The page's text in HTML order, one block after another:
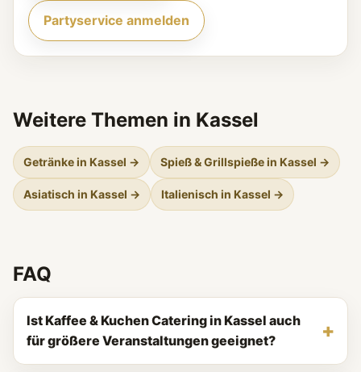
Partyservice anmelden
Weitere Themen in Kassel
Getränke in Kassel → Spieß & Grillspieße in Kassel →
Asiatisch in Kassel → Italienisch in Kassel →
FAQ
Ist Kaffee & Kuchen Catering in Kassel auch
für größere Veranstaltungen geeignet?